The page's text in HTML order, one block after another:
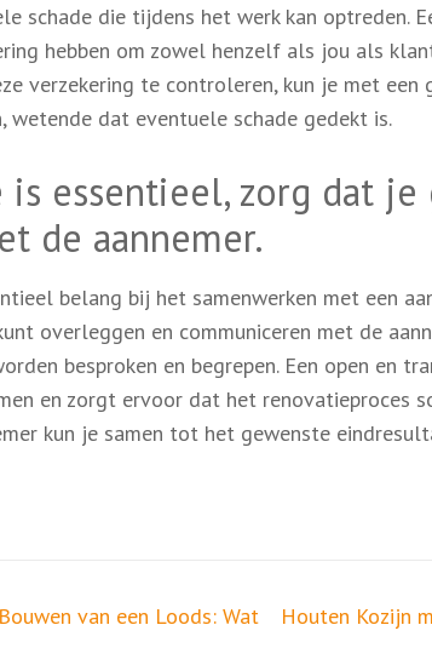
schade die tijdens het werk kan optreden.
hebben om zowel henzelf als jou als
verzekering te controleren, kun je met
wetende dat eventuele schade gedekt is.
is essentieel, zorg dat
de aannemer.
belang bij het samenwerken met een
overleggen en communiceren met de
besproken en begrepen. Een open en
en zorgt ervoor dat het renovatieproces
kun je samen tot het gewenste
van een Loods: Wat
Houten Kozijn